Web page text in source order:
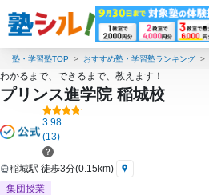
塾・学習塾TOP おすすめ塾・学習塾ランキング
わかるまで、できるまで、教えます！
プリンス進学院 稲城校
3.98
(13)
稲城駅 徒歩3分(0.15km)
集団授業